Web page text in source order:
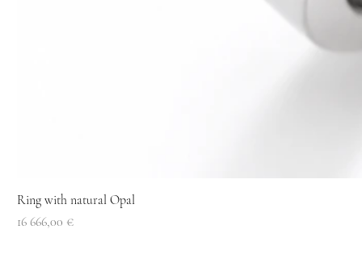
Ring with natural Opal
Price
16 666,00 €